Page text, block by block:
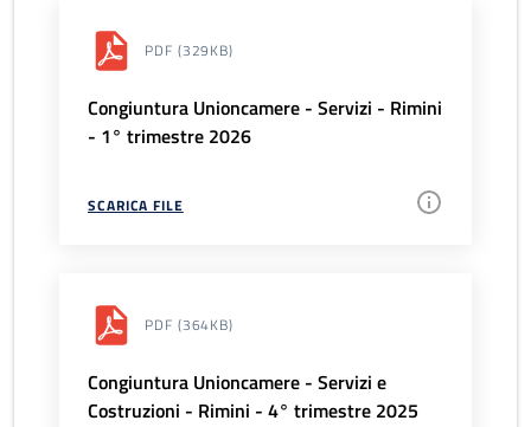
PDF (329KB)
Congiuntura Unioncamere - Servizi - Rimini
- 1° trimestre 2026
SCARICA FILE
PDF (364KB)
Congiuntura Unioncamere - Servizi e
Costruzioni - Rimini - 4° trimestre 2025